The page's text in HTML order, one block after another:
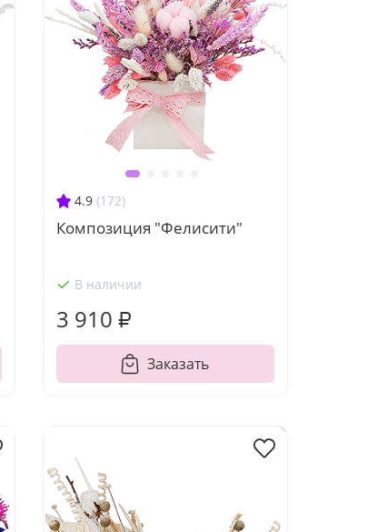
4.9 (172)
Композиция "Фелисити"
В наличии
3 910 ₽
Заказать